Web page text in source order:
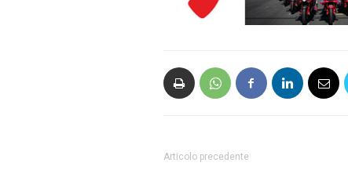
Articolo precedente